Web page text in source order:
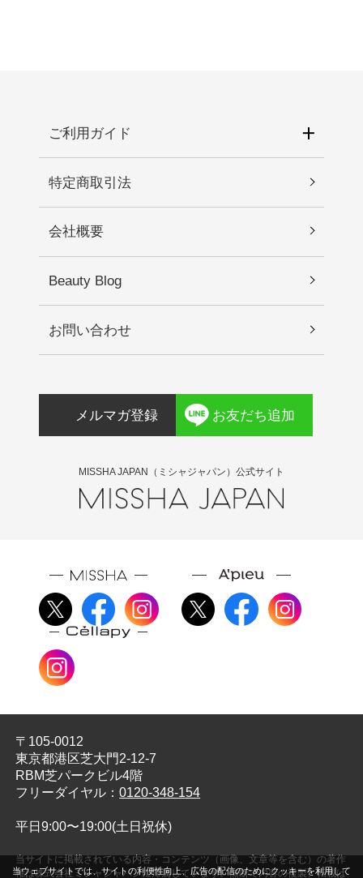
当ウェブサイトでは、サイトの利便性向上、広告の配信のためにクッキーを利用して
ご利用ガイド
特定商取引法
会社概要
Beauty Blog
お問い合わせ
メルマガ登録 お友だち追加
MISSHA JAPAN（ミシャジャパン）公式サイト
〒105-0012
東京都港区芝大門2-12-7
RBM芝パークビル4階
フリーダイヤル：0120-348-154
平日9:00〜19:00(土日祝休)
当サイトに掲載されている内容・コンテンツ（画像、文章等を含む）の著作
権は株式会社ミシャジャパンに帰属しています。無断で内容の複製、転載は